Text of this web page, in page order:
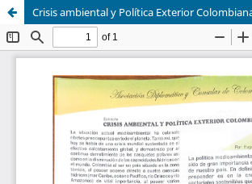
Crisis ambiental y Política Exterior